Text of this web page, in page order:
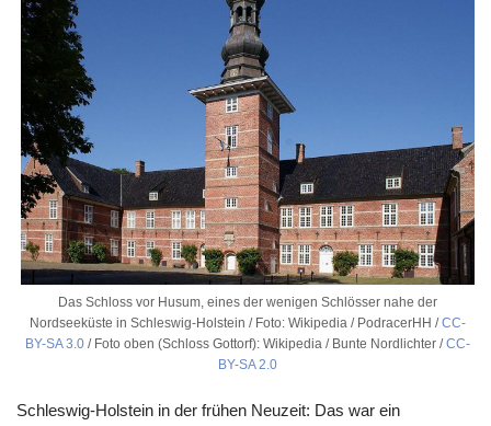
Das Schloss vor Husum, eines der wenigen Schlösser nahe der
Nordseeküste in Schleswig-Holstein / Foto: Wikipedia / PodracerHH /CC-
BY-SA 3.0 / Foto oben (Schloss Gottorf): Wikipedia / Bunte Nordlichter /CC-
BY-SA 2.0
Schleswig-Holstein in der frühen Neuzeit: Das war ein